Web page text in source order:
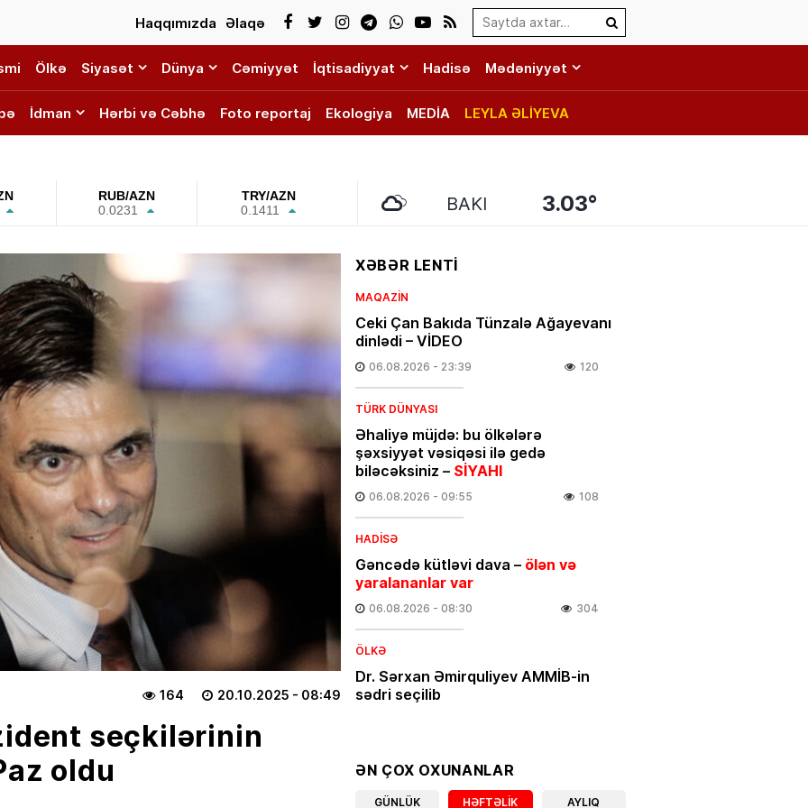
Search…
Haqqımızda Əlaqə
Ölkə Siyasət Dünya Cəmiyyət İqtisadiyyat Hadisə Mədəniyyət
İdman Hərbi və Cəbhə Foto reportaj Ekologiya MEDİA LEYLA ƏLİYEVA
RUB/AZN
0.0231
TRY/AZN
0.1411
BAKI 3.03°
20.10.2025 - 08:49
164
seçkilərinin
oldu
XƏBƏR LENTİ
MAQAZIN
Ceki Çan Bakıda Tünzalə Ağayevanı
dinlədi – VİDEO
06.08.2026 - 23:39 120
TÜRK DÜNYASI
Əhaliyə müjdə: bu ölkələrə
şəxsiyyət vəsiqəsi ilə gedə
biləcəksiniz – SİYAHI
06.08.2026 - 09:55 108
HADISƏ
Gəncədə kütləvi dava – ölən və
yaralananlar var
06.08.2026 - 08:30 304
ÖLKƏ
Dr. Sərxan Əmirquliyev AMMİB-in
sədri seçilib
CƏMIYYƏT
Günün ULDUZ FALI– Ciddi maskanı
ƏN ÇOX OXUNANLAR
GÜNLÜK HƏFTƏLIK AYLIQ